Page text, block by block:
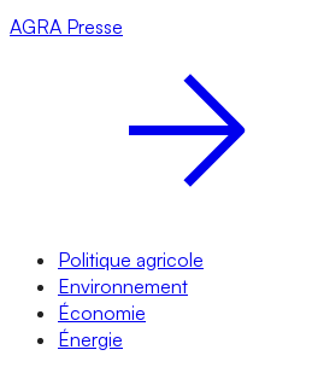
AGRA Presse
Politique agricole
Environnement
Économie
Énergie